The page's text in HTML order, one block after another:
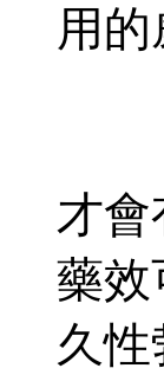
用
4.
才
藥效
久